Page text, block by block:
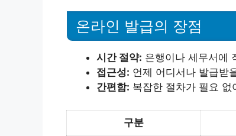
온라인 발급의 장점
시간 절약: 은행이나 세무서에
접근성: 언제 어디서나 발급받
간편함: 복잡한 절차가 필요
구분